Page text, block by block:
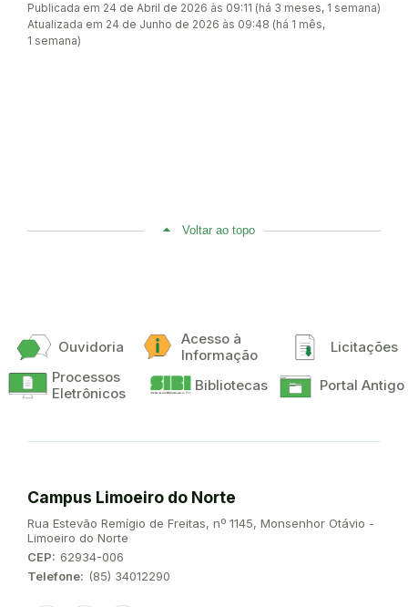
Publicada em 24 de Abril de 2026 às 09:11 (há 3 meses, 1 semana)
Atualizada em 24 de Junho de 2026 às 09:48 (há 1 mês,
1 semana)
Voltar ao topo
Ouvidoria
Acesso à
Informação
Licitações
Processos
Eletrônicos
Bibliotecas Portal Antigo
Campus Limoeiro do Norte
Endereço:
Rua Estevão Remígio de Freitas, nº 1145, Monsenhor Otávio -
Limoeiro do Norte
CEP: 62934-006
Telefone: (85) 34012290